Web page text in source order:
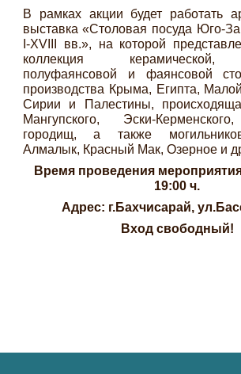
В рамках акции будет работать
выставка «Столовая посуда Юго-
I-XVIII вв.», на которой
коллекция керамической,
полуфаянсовой и фаянсовой
производства Крыма, Египта,
Сирии и Палестины,
Мангупского, Эски-
городищ, а также
Алмалык, Красный Мак, Озерное и
Время проведения
19:00 ч.
Адрес: г.Бахчисарай,
Вход свободный!